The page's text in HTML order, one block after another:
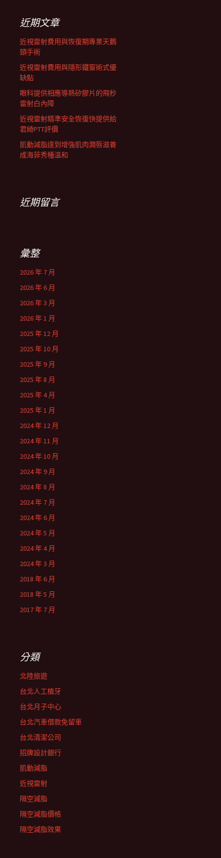
列近期文章
近視雷射費用與恢復期專業天鵝
頸手術
近視雷射費用與隱形鐵窗術式優
缺點
眼科提供相應導熱矽膠片的飛秒
雷射白內障
近視雷射精準安全恢復快提供給
君綺PTT評價
肌動減脂達到增強肌肉潤唇滋養
成海菲秀種溫和
近期留言
彙整
2026 年 7 月
2026 年 6 月
2026 年 3 月
2026 年 1 月
2025 年 12 月
2025 年 10 月
2025 年 9 月
2025 年 8 月
2025 年 4 月
2025 年 1 月
2024 年 12 月
2024 年 11 月
2024 年 10 月
2024 年 9 月
2024 年 8 月
2024 年 7 月
2024 年 6 月
2024 年 5 月
2024 年 4 月
2024 年 3 月
2018 年 6 月
2018 年 5 月
2017 年 7 月
分類
北陸旅遊
台北人工植牙
台北月子中心
台北汽車借款免留車
台北清潔公司
招牌設計銀行
肌動減脂
近視雷射
隔空減脂
隔空減脂價格
隔空減脂效果